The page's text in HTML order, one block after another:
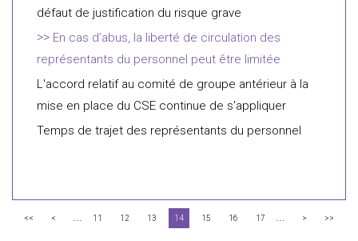
défaut de justification du risque grave
En cas d’abus, la liberté de circulation des
représentants du personnel peut être limitée
L'accord relatif au comité de groupe antérieur à la
mise en place du CSE continue de s'appliquer
Temps de trajet des représentants du personnel
<< < ... 11 12 13 14 15 16 17 ... > >>